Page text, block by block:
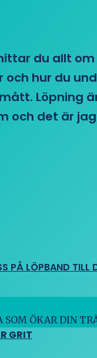
du allt
hur du
Löpning
och det är
PÅ LÖPBAND TILL
SOM ÖKAR DIN